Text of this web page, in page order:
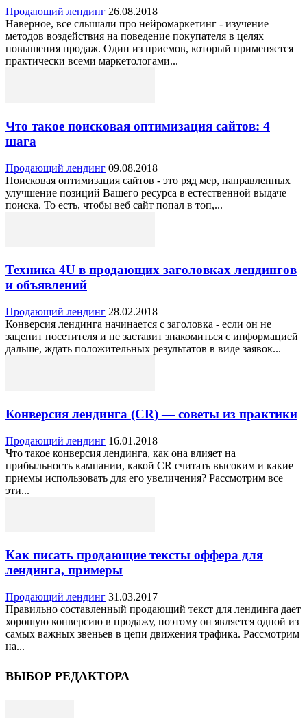
Продающий лендинг 26.08.2018
Наверное, все слышали про нейромаркетинг - изучение
методов воздействия на поведение покупателя в целях
повышения продаж. Один из приемов, который применяется
практически всеми маркетологами...
Что такое поисковая оптимизация сайтов: 4
шага
Продающий лендинг 09.08.2018
Поисковая оптимизация сайтов - это ряд мер, направленных
улучшение позиций Вашего ресурса в естественной выдаче
поиска. То есть, чтобы веб сайт попал в топ,...
Техника 4U в продающих заголовках лендингов
и объявлений
Продающий лендинг 28.02.2018
Конверсия лендинга начинается с заголовка - если он не
зацепит посетителя и не заставит знакомиться с информацией
дальше, ждать положительных результатов в виде заявок...
Конверсия лендинга (CR) — советы из практики
Продающий лендинг 16.01.2018
Что такое конверсия лендинга, как она влияет на
прибыльность кампании, какой CR считать высоким и какие
приемы использовать для его увеличения? Рассмотрим все
эти...
Как писать продающие тексты оффера для
лендинга, примеры
Продающий лендинг 31.03.2017
Правильно составленный продающий текст для лендинга дает
хорошую конверсию в продажу, поэтому он является одной из
самых важных звеньев в цепи движения трафика. Рассмотрим
на...
ВЫБОР РЕДАКТОРА